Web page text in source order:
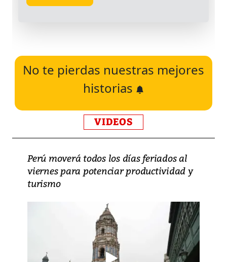
No te pierdas nuestras mejores
historias
VIDEOS
Perú moverá todos los días feriados al
viernes para potenciar productividad y
turismo